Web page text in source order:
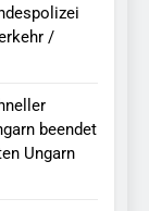
/
beendet
Ungarn